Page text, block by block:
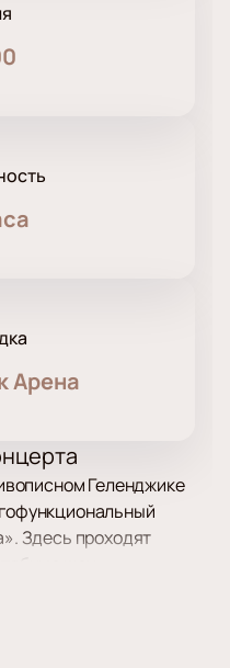
Арена
Геленджике
Здесь проходят